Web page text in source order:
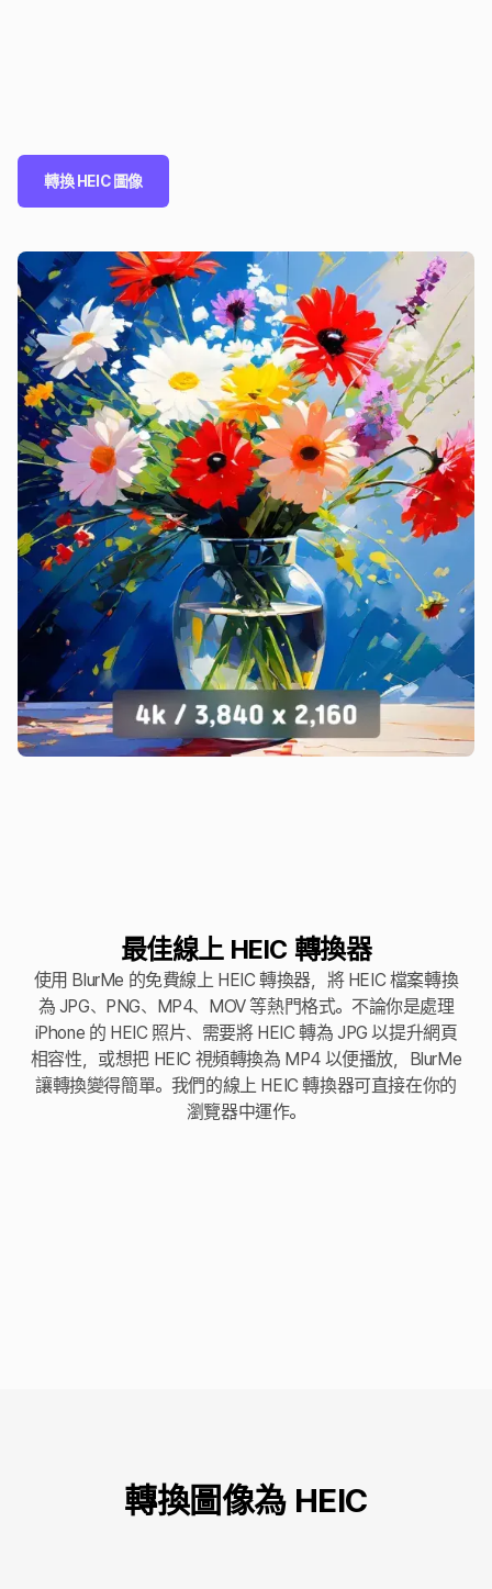
轉換 HEIC 圖像
最佳線上 HEIC 轉換器
使用 BlurMe 的免費線上 HEIC 轉換器，將 HEIC 檔案轉換
為 JPG、PNG、MP4、MOV 等熱門格式。不論你是處理
iPhone 的 HEIC 照片、需要將 HEIC 轉為 JPG 以提升網頁
相容性，或想把 HEIC 視頻轉換為 MP4 以便播放，BlurMe
讓轉換變得簡單。我們的線上 HEIC 轉換器可直接在你的
瀏覽器中運作。
轉換圖像為 HEIC